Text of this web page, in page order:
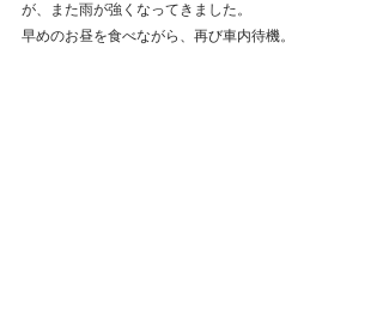
が、また雨が強くなってきました。
早めのお昼を食べながら、再び車内待機。